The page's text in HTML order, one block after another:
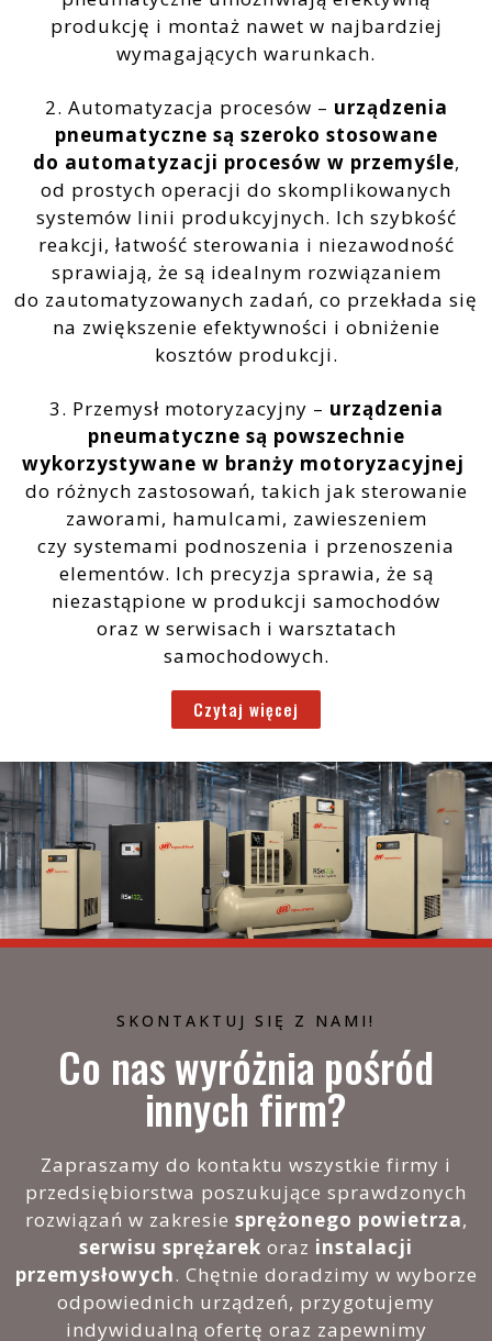
produkcję i montaż nawet w najbardziej
wymagających warunkach.
2. Automatyzacja procesów – urządzenia
pneumatyczne są szeroko stosowane
do automatyzacji procesów w przemyśle,
od prostych operacji do skomplikowanych
systemów linii produkcyjnych. Ich szybkość
reakcji, łatwość sterowania i niezawodność
sprawiają, że są idealnym rozwiązaniem
do zautomatyzowanych zadań, co przekłada się
na zwiększenie efektywności i obniżenie
kosztów produkcji.
3. Przemysł motoryzacyjny – urządzenia
pneumatyczne są powszechnie
wykorzystywane w branży motoryzacyjnej
do różnych zastosowań, takich jak sterowanie
zaworami, hamulcami, zawieszeniem
czy systemami podnoszenia i przenoszenia
elementów. Ich precyzja sprawia, że są
niezastąpione w produkcji samochodów
oraz w serwisach i warsztatach
samochodowych.
Czytaj więcej
SKONTAKTUJ SIĘ Z NAMI!
Co nas wyróżnia pośród
innych firm?
Zapraszamy do kontaktu wszystkie firmy i
przedsiębiorstwa poszukujące sprawdzonych
rozwiązań w zakresie sprężonego powietrza,
serwisu sprężarek oraz instalacji
przemysłowych. Chętnie doradzimy w wyborze
odpowiednich urządzeń, przygotujemy
indywidualną ofertę oraz zapewnimy